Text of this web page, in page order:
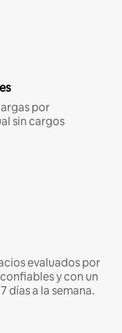
por
sin cargos
evaluados por
y con un
días a la semana.